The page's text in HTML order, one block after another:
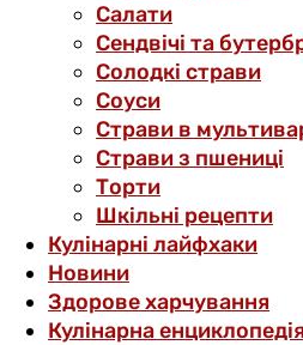
Салати
Сендвічі та
Солодкі страви
Соуси
Страви в
Страви з пшениці
Торти
Шкільні рецепти
Кулінарні лайфхаки
Новини
Здорове харчування
Кулінарна